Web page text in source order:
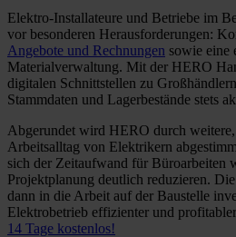
Elektro-Installateure und Betriebe im
vor besonderen Herausforderungen:
Angebote und Rechnungen sowie eine
Materialverwaltung. Mit der HERO
digitalen Schnittstellen zu
Stammdaten und Lagerbestände stets
Abgerundet wird HERO durch
Arbeitsalltag von Elektrikern
sich der Zeitaufwand für Büroarbeiten
Projektplanung deutlich reduzieren.
dann in die Arbeit auf der Baustelle
Elektrobetrieb effizienter und
14 Tage kostenlos!